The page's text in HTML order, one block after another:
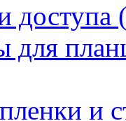
доступа
для
и